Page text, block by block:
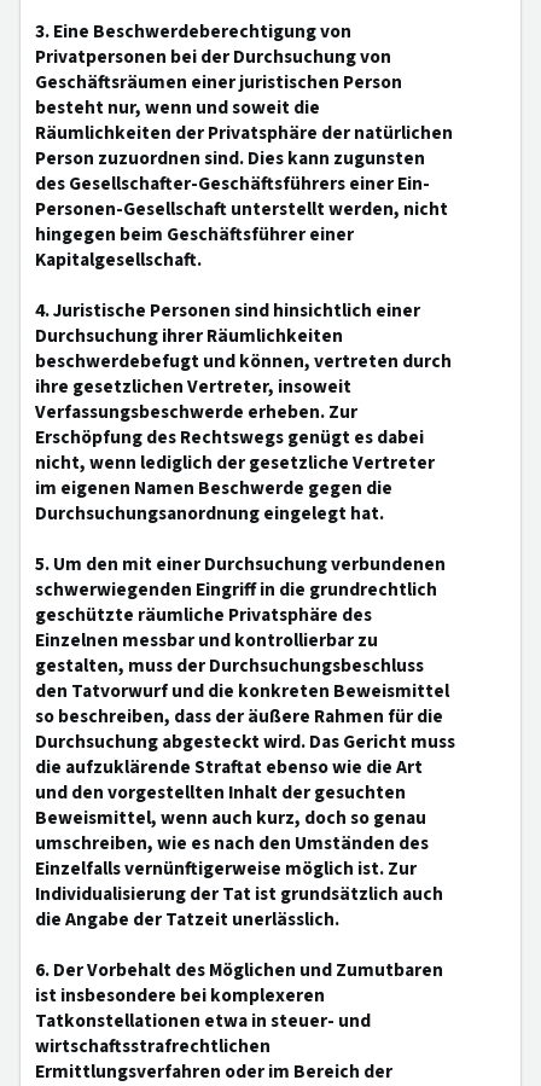
3. Eine Beschwerdeberechtigung von
Privatpersonen bei der Durchsuchung von
Geschäftsräumen einer juristischen Person
besteht nur, wenn und soweit die
Räumlichkeiten der Privatsphäre der natürlichen
Person zuzuordnen sind. Dies kann zugunsten
des Gesellschafter-Geschäftsführers einer Ein-
Personen-Gesellschaft unterstellt werden, nicht
hingegen beim Geschäftsführer einer
Kapitalgesellschaft.
4. Juristische Personen sind hinsichtlich einer
Durchsuchung ihrer Räumlichkeiten
beschwerdebefugt und können, vertreten durch
ihre gesetzlichen Vertreter, insoweit
Verfassungsbeschwerde erheben. Zur
Erschöpfung des Rechtswegs genügt es dabei
nicht, wenn lediglich der gesetzliche Vertreter
im eigenen Namen Beschwerde gegen die
Durchsuchungsanordnung eingelegt hat.
5. Um den mit einer Durchsuchung verbundenen
schwerwiegenden Eingriff in die grundrechtlich
geschützte räumliche Privatsphäre des
Einzelnen messbar und kontrollierbar zu
gestalten, muss der Durchsuchungsbeschluss
den Tatvorwurf und die konkreten Beweismittel
so beschreiben, dass der äußere Rahmen für die
Durchsuchung abgesteckt wird. Das Gericht muss
die aufzuklärende Straftat ebenso wie die Art
und den vorgestellten Inhalt der gesuchten
Beweismittel, wenn auch kurz, doch so genau
umschreiben, wie es nach den Umständen des
Einzelfalls vernünftigerweise möglich ist. Zur
Individualisierung der Tat ist grundsätzlich auch
die Angabe der Tatzeit unerlässlich.
6. Der Vorbehalt des Möglichen und Zumutbaren
ist insbesondere bei komplexeren
Tatkonstellationen etwa in steuer- und
wirtschaftsstrafrechtlichen
Ermittlungsverfahren oder im Bereich der